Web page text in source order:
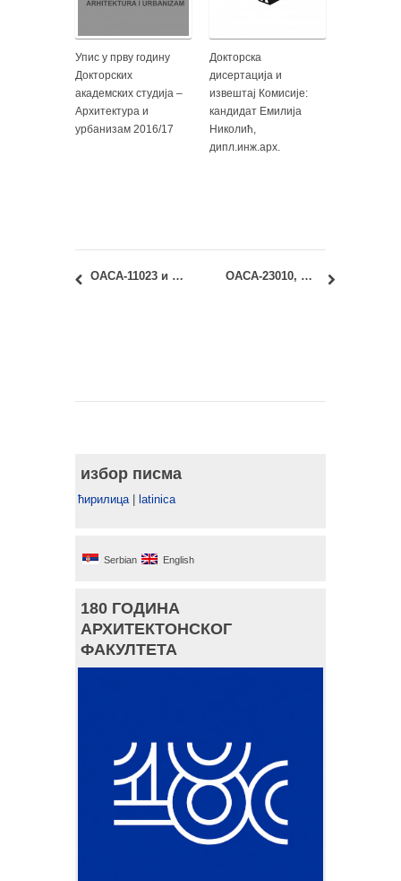
Упис у прву годину
Докторских
академских студија –
Архитектура и
урбанизам 2016/17
Докторска
дисертација и
извештај Комисије:
кандидат Емилија
Николић,
дипл.инж.арх.
ОАСА-11023 и ИАСА-11023: Уметност данас: отказано предавање! ОАСА-23010, ОАСА-23060, ИАСА-23010 и ИАСА-23060: Одложене вежбе и предавање
избор писма
ћирилица| latinica
Serbian English
180 ГОДИНА
АРХИТЕКТОНСКОГ
ФАКУЛТЕТА